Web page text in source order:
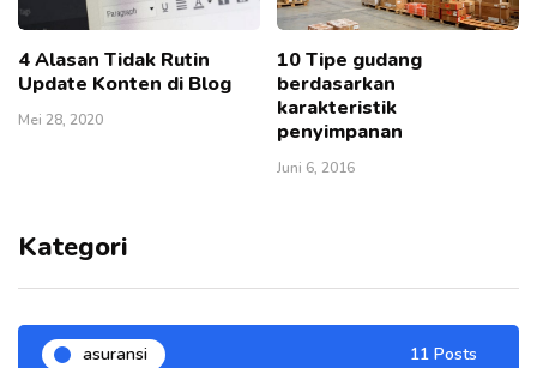
4 Alasan Tidak Rutin
Update Konten di Blog
Mei 28, 2020
10 Tipe gudang
berdasarkan
karakteristik
penyimpanan
Juni 6, 2016
Kategori
asuransi 11 Posts